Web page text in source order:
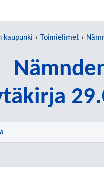
kaupunki Toimielimet